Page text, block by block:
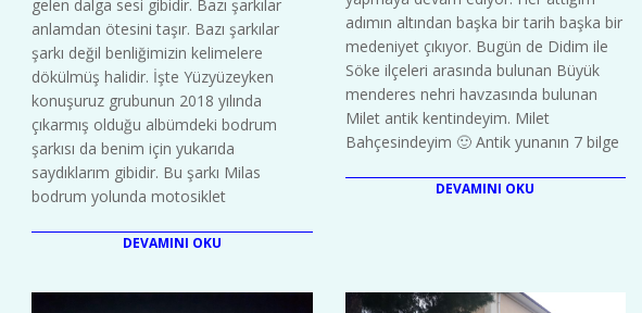
gelen dalga sesi gibidir. Bazı şarkılar
anlamdan ötesini taşır. Bazı şarkılar
şarkı değil benliğimizin kelimelere
dökülmüş halidir. İşte Yüzyüzeyken
konuşuruz grubunun 2018 yılında
çıkarmış olduğu albümdeki bodrum
şarkısı da benim için yukarıda
saydıklarım gibidir. Bu şarkı Milas
bodrum yolunda motosiklet
DEVAMINI OKU
adımın altından başka bir tarih başka bir
medeniyet çıkıyor. Bugün de Didim ile
Söke ilçeleri arasında bulunan Büyük
menderes nehri havzasında bulunan
Milet antik kentindeyim. Milet
Bahçesindeyim 🙂 Antik yunanın 7 bilge
DEVAMINI OKU